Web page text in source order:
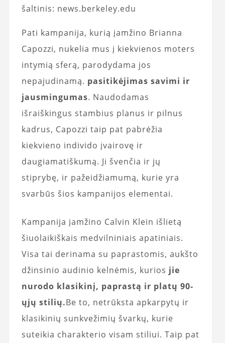
šaltinis: news.berkeley.edu
Pati kampanija, kurią įamžino Brianna
Capozzi, nukelia mus į kiekvienos moters
intymią sferą, parodydama jos
nepajudinamą. pasitikėjimas savimi ir
jausmingumas. Naudodamas
išraiškingus stambius planus ir pilnus
kadrus, Capozzi taip pat pabrėžia
kiekvieno individo įvairovę ir
daugiamatiškumą. Ji švenčia ir jų
stiprybę, ir pažeidžiamumą, kurie yra
svarbūs šios kampanijos elementai.
Kampanija įamžino Calvin Klein išlietą
šiuolaikiškais medvilniniais apatiniais.
Visa tai derinama su paprastomis, aukšto
džinsinio audinio kelnėmis, kurios jie
nurodo klasikinį, paprastą ir platų 90-
ųjų stilių.Be to, netrūksta apkarpytų ir
klasikinių sunkvežimių švarkų, kurie
suteikia charakterio visam stiliui. Taip pat